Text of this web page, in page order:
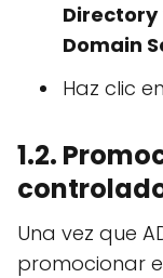
Directory
Domain
Haz clic en
1.2.
Una vez que
promocionar